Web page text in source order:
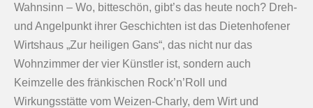
Wahnsinn – Wo, bitteschön, gibt’s das heute noch? Dreh-
und Angelpunkt ihrer Geschichten ist das Dietenhofener
Wirtshaus „Zur heiligen Gans“, das nicht nur das
Wohnzimmer der vier Künstler ist, sondern auch
Keimzelle des fränkischen Rock’n’Roll und
Wirkungsstätte vom Weizen-Charly, dem Wirt und